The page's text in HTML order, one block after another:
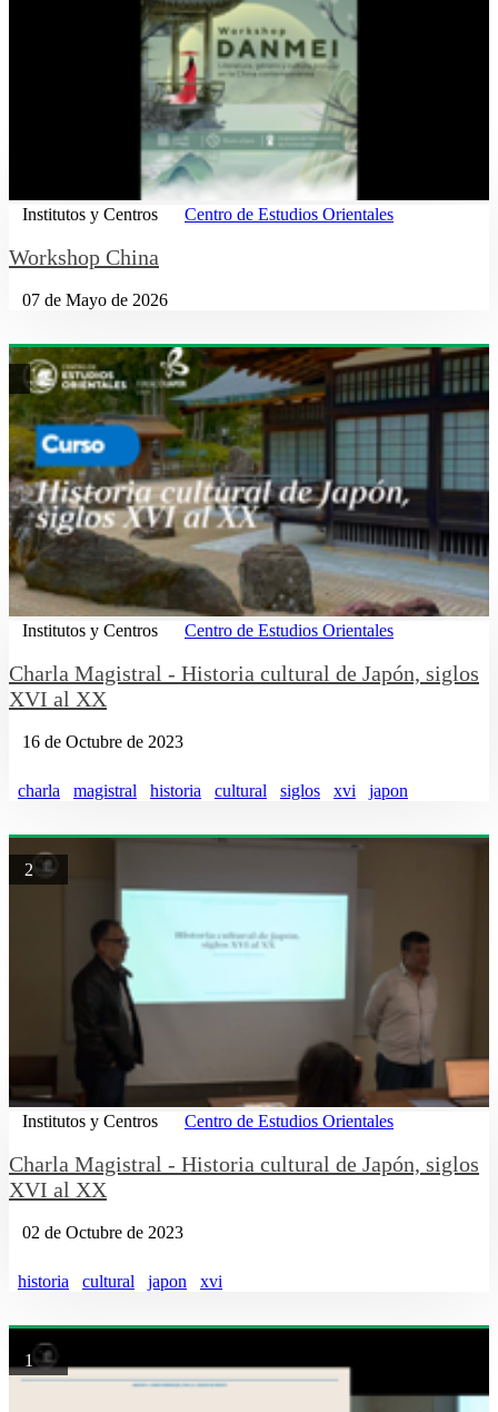
Institutos y Centros Centro de Estudios Orientales
Workshop China
07 de Mayo de 2026
Institutos y Centros Centro de Estudios Orientales
Charla Magistral - Historia cultural de Japón, siglos
XVI al XX
16 de Octubre de 2023
charla magistral historia cultural siglos xvi japon
2
Institutos y Centros Centro de Estudios Orientales
Charla Magistral - Historia cultural de Japón, siglos
XVI al XX
02 de Octubre de 2023
historia cultural japon xvi
1